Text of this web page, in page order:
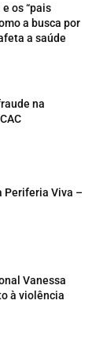
os “pais
a busca por
a saúde
na
Periferia Viva –
Vanessa
à violência